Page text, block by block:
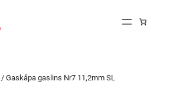
/ Gaskåpa gaslins Nr7 11,2mm SL